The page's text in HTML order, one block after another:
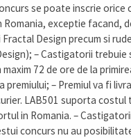
se poate inscrie orice
Romania, exceptie facand,
Design precum si
– Castigatorii trebuie
72 de ore de la
premiului; – Premiul va fi
LAB501 suporta costul
in Romania. –
concurs nu au